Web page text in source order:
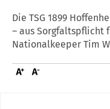
Die TSG 1899
– aus Sorgfaltspflicht
Nationalkeeper Tim